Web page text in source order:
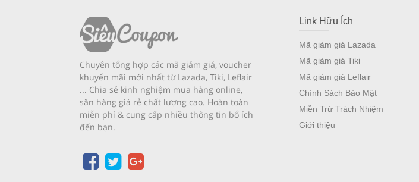
Chuyên tổng hợp các mã giảm giá, voucher
khuyến mãi mới nhất từ Lazada, Tiki, Leflair
... Chia sẻ kinh nghiệm mua hàng online,
săn hàng giá rẻ chất lượng cao. Hoàn toàn
miễn phí & cung cấp nhiều thông tin bổ ích
đến bạn.
Link Hữu Ích
Mã giảm giá Lazada
Mã giảm giá Tiki
Mã giảm giá Leflair
Chính Sách Bảo Mật
Miễn Trừ Trách Nhiệm
Giới thiệu